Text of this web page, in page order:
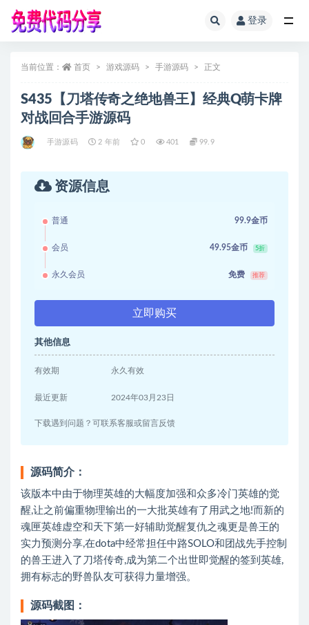
登录
当前位置： 首页 游戏源码 手游源码 正文
S435【刀塔传奇之绝地兽王】经典Q萌卡牌
对战回合手游源码
手游源码 2 年前 0 401 99.9
资源信息
普通 99.9金币
会员 49.95金币 5折
永久会员 免费 推荐
立即购买
其他信息
有效期 永久有效
最近更新 2024年03月23日
下载遇到问题？可联系客服或留言反馈
源码简介：
该版本中由于物理英雄的大幅度加强和众多冷门英雄的觉
醒,让之前偏重物理输出的一大批英雄有了用武之地!而新的
魂匣英雄虚空和天下第一好辅助觉醒复仇之魂更是兽王的
实力预测分享,在dota中经常担任中路SOLO和团战先手控制
的兽王进入了刀塔传奇,成为第二个出世即觉醒的签到英雄,
拥有标志的野兽队友可获得力量增强。
源码截图：